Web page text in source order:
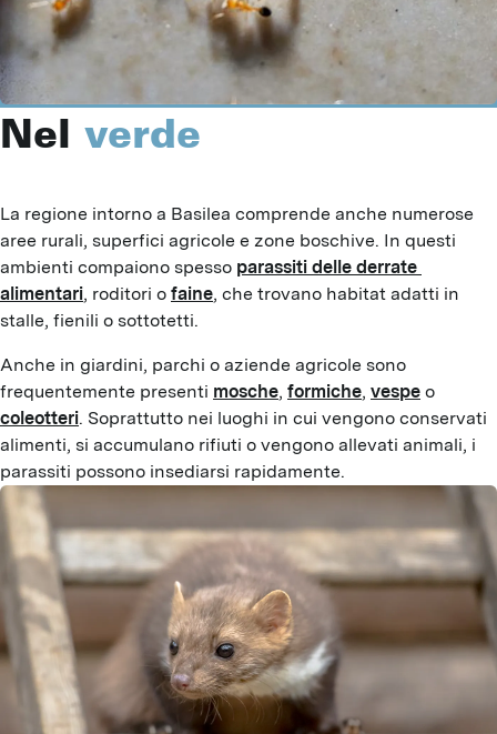
Nel verde
La regione intorno a Basilea comprende anche numerose
aree rurali, superfici agricole e zone boschive. In questi
ambienti compaiono spesso parassiti delle derrate
alimentari, roditori o faine, che trovano habitat adatti in
stalle, fienili o sottotetti.
Anche in giardini, parchi o aziende agricole sono
frequentemente presenti mosche, formiche, vespe
coleotteri. Soprattutto nei luoghi in cui vengono conservati
alimenti, si accumulano rifiuti o vengono allevati animali, i
parassiti possono insediarsi rapidamente.